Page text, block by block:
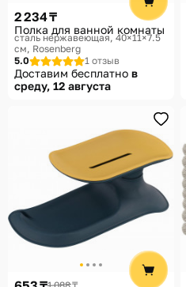
2 234 ₸
Полка для ванной комнаты
сталь нержавеющая, 40×11×7.5
см Rosenberg
5.0
1 отзыв
Доставим бесплатно в
среду, 12 августа